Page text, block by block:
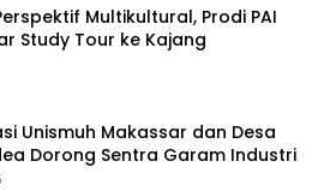
Multikultural, Prodi PAI
Study Tour ke Kajang
Unismuh Makassar dan Desa
Dorong Sentra Garam Industri